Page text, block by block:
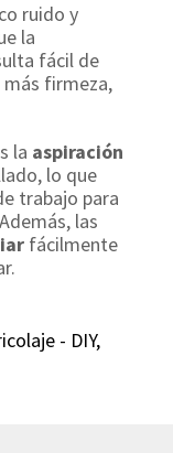
ruido y
la
fácil de
más firmeza,
la aspiración
lo que
trabajo para
las
fácilmente
- DIY,